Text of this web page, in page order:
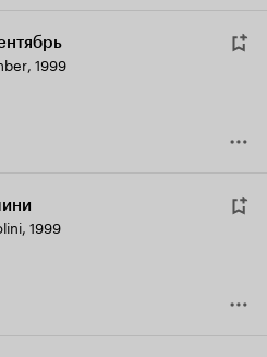
, 1999
, 1999